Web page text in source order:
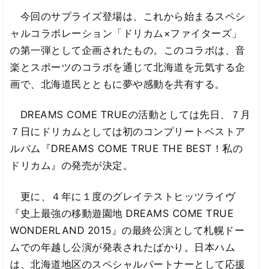
今回のサプライズ登場は、これから始まるスペシ
ャルコラボレーション「ドリカム×ファイターズ」
の第一弾として企画されたもの。このコラボは、音
楽とスポーツのコラボを通じて北海道を元気する企
画で、北海道民とともに夢や感動を共有する。
DREAMS COME TRUEの活動としては先日、７月
７日にドリカムとしては初のコンプリートベストア
ルバム『DREAMS COME TRUE THE BEST！私の
ドリカム』の発売が決定。
更に、４年に１度のグレイテストヒッツライヴ
『史上最強の移動遊園地 DREAMS COME TRUE
WONDERLAND 2015』の最終公演として札幌ドー
ムでの年越し公演が発表されたばかり。日本ハム
は、北海道地区のスペシャルパートナーとして応援